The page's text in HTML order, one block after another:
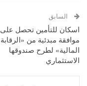
السابق
اسكان للتأمين تحصل على
موافقة مبدئية من «الرقابة
المالية» لطرح صندوقها
الاستثماري